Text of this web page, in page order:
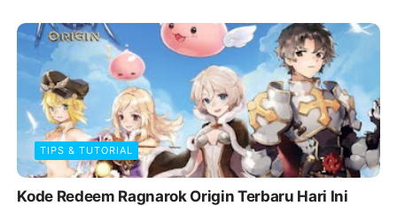
TIPS & TUTORIAL
Kode Redeem Ragnarok Origin Terbaru Hari Ini